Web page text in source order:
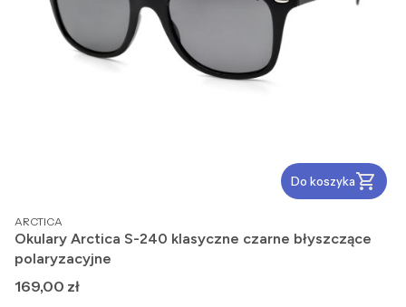
Do koszyka
PRODUCENT
ARCTICA
Okulary Arctica S-240 klasyczne czarne błyszczące
polaryzacyjne
Cena
169,00 zł